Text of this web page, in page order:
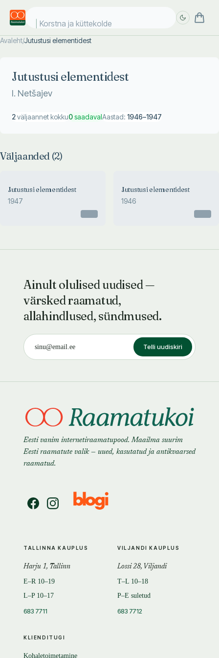
Korstna ja küttekolde
Avaleht/Jutustusi elementidest
Jutustusi elementidest
I. Netšajev
2väljaannet kokku0saadavalAastad: 1946–1947
Väljaanded (2)
Jutustusi elementidest
1947
Jutustusi elementidest
1946
Ainult olulised uudised —
värsked raamatud,
allahindlused, sündmused.
Telli uudiskiri
Eesti vanim internetiraamatupood. Maailma suurim
Eesti raamatute valik — uued, kasutatud ja antikvaarsed
raamatud.
KLIENDITUGI
Kohaletoimetamine
TALLINNA KAUPLUS
Harju 1, Tallinn
E–R 10–19
L–P 10–17
683 7711
VILJANDI KAUPLUS
Lossi 28, Viljandi
T–L 10–18
P–E suletud
683 7712